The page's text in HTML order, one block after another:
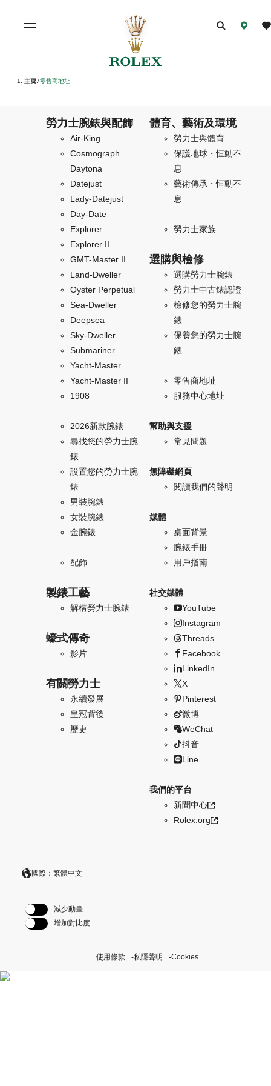
主頁/ 零售商地址
勞力士腕錶與配飾
Air-King
Cosmograph
Daytona
Datejust
Lady-Datejust
Day-Date
Explorer
Explorer II
GMT-Master II
Land-Dweller
Oyster Perpetual
Sea-Dweller
Deepsea
Sky-Dweller
Submariner
Yacht-Master
Yacht-Master II
1908
2026新款腕錶
尋找您的勞力士腕
錶
設置您的勞力士腕
錶
男裝腕錶
女裝腕錶
金腕錶
配飾
製錶工藝
解構勞力士腕錶
蠔式傳奇
影片
有關勞力士
永續發展
皇冠背後
歷史
體育、藝術及環境
勞力士與體育
保護地球・恒動不
息
藝術傳承・恒動不
息
勞力士家族
選購與檢修
選購勞力士腕錶
勞力士中古錶認證
檢修您的勞力士腕
錶
保養您的勞力士腕
錶
零售商地址
服務中心地址
幫助與支援
常見問題
無障礙網頁
閱讀我們的聲明
媒體
桌面背景
腕錶手冊
用戶指南
社交媒體
YouTube
Instagram
Threads
Facebook
LinkedIn
X
Pinterest
微博
WeChat
抖音
Line
我們的平台
新聞中心
Rolex.org
國際：繁體中文
減少動畫
增加對比度
使用條款 私隱聲明 Cookies